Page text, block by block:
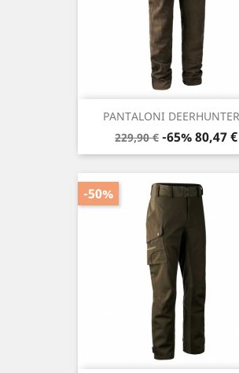
PANTALONI
Prezzo
base
229,90 € -65%Prezzo
80,47 €
-50%